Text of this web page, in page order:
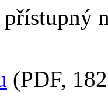
(PDF,